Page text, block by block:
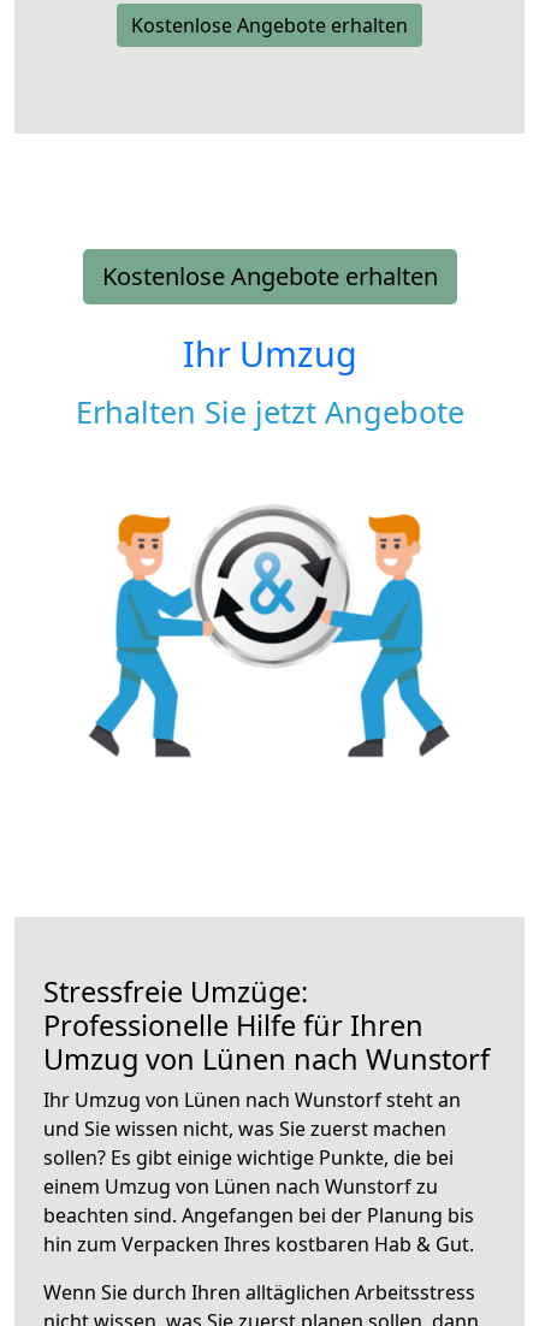
Kostenlose Angebote erhalten
Kostenlose Angebote erhalten
Ihr Umzug
Erhalten Sie jetzt Angebote
Stressfreie Umzüge:
Professionelle Hilfe für Ihren
Umzug von Lünen nach Wunstorf
Ihr Umzug von Lünen nach Wunstorf steht an
und Sie wissen nicht, was Sie zuerst machen
sollen? Es gibt einige wichtige Punkte, die bei
einem Umzug von Lünen nach Wunstorf zu
beachten sind. Angefangen bei der Planung bis
hin zum Verpacken Ihres kostbaren Hab & Gut.
Wenn Sie durch Ihren alltäglichen Arbeitsstress